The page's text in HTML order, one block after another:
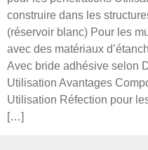
construire dans les
(réservoir blanc) Pour les
avec des matériaux
Avec bride adhésive selon
Utilisation Avantages
Utilisation Réfection pour
[…]